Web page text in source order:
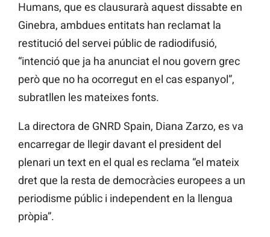
Humans, que es clausurarà aquest dissabte en
Ginebra, ambdues entitats han reclamat la
restitució del servei públic de radiodifusió,
“intenció que ja ha anunciat el nou govern grec
però que no ha ocorregut en el cas espanyol”,
subratllen les mateixes fonts.
La directora de GNRD Spain, Diana Zarzo, es va
encarregar de llegir davant el president del
plenari un text en el qual es reclama “el mateix
dret que la resta de democràcies europees a un
periodisme públic i independent en la llengua
pròpia”.